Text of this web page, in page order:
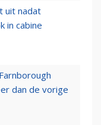
uit nadat
in cabine
dan de vorige